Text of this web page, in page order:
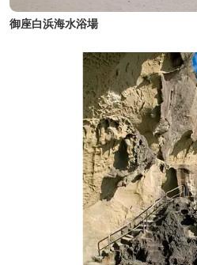
御座白浜海水浴場